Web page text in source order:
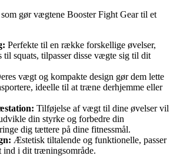
gør vægtene Booster Fight Gear til et
Perfekte til en række forskellige øvelser,
til squats, tilpasser disse vægte sig til dit
vægt og kompakte design gør dem lette
ideelle til at træne derhjemme eller
Tilføjelse af vægt til dine øvelser vil
din styrke og forbedre din
dig tættere på dine fitnessmål.
Æstetisk tiltalende og funktionelle, passer
ind i dit træningsområde.